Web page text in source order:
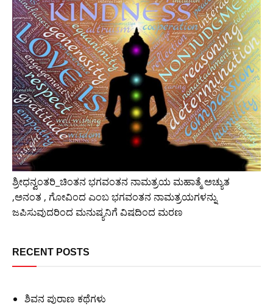
ಶ್ರೀಧನ್ವಂತರಿ_ಚಿಂತನ ಭಗವಂತನ ನಾಮತ್ರಯ ಮಹಾತ್ಮೆ ಅಚ್ಯುತ
,ಅನಂತ , ಗೋವಿಂದ ಎಂಬ ಭಗವಂತನ ನಾಮತ್ರಯಗಳನ್ನು
ಜಪಿಸುವುದರಿಂದ ಮನುಷ್ಯನಿಗೆ ವಿಷದಿಂದ ಮರಣ
RECENT POSTS
ಶಿವನ ಪುರಾಣ ಕಥೆಗಳು